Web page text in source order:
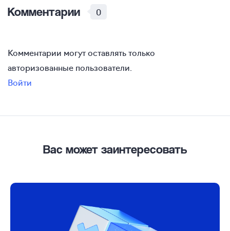
Комментарии 0
Комментарии могут оставлять только
авторизованные пользователи.
Войти
Вас может заинтересовать